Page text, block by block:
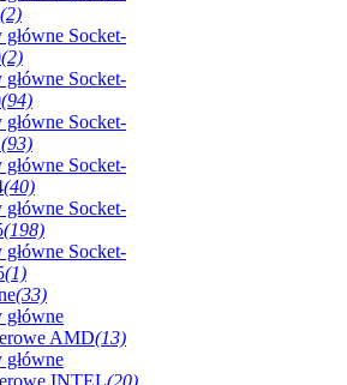
(2)
główne Socket-
(2)
główne Socket-
(94)
główne Socket-
(93)
główne Socket-
(40)
główne Socket-
(198)
główne Socket-
(1)
(33)
główne
AMD(13)
główne
INTEL(20)